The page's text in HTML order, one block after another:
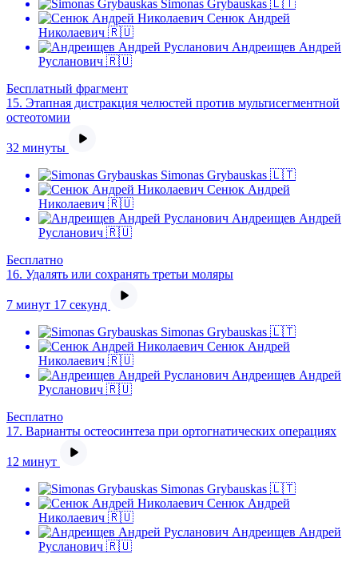
Simonas Grybauskas 🇱🇹
Сенюк Андрей
Николаевич 🇷🇺
Андреищев Андрей
Русланович 🇷🇺
Бесплатный фрагмент
15. Этапная дистракция челюстей против мультисегментной
остеотомии
32 минуты
Simonas Grybauskas 🇱🇹
Сенюк Андрей
Николаевич 🇷🇺
Андреищев Андрей
Русланович 🇷🇺
Бесплатно
16. Удалять или сохранять третьи моляры
7 минут 17 секунд
Simonas Grybauskas 🇱🇹
Сенюк Андрей
Николаевич 🇷🇺
Андреищев Андрей
Русланович 🇷🇺
Бесплатно
17. Варианты остеосинтеза при ортогнатических операциях
12 минут
Simonas Grybauskas 🇱🇹
Сенюк Андрей
Николаевич 🇷🇺
Андреищев Андрей
Русланович 🇷🇺